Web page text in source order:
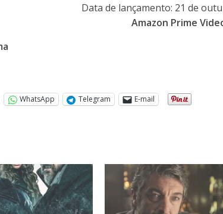
Data de lançamento: 21 de
Amazon Prime
WhatsApp Telegram E-mail